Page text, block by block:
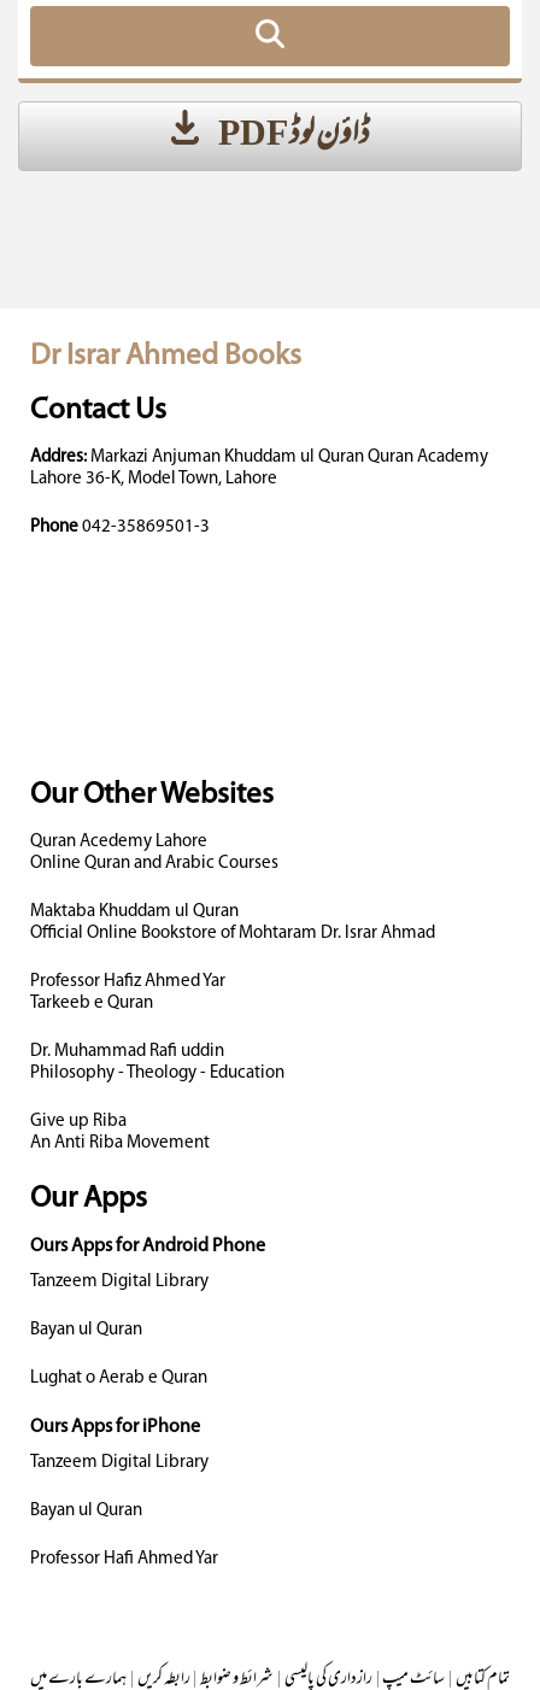
ڈاؤن لوڈ PDF
Dr Israr Ahmed Books
Contact Us
Addres: Markazi Anjuman Khuddam ul Quran Quran Academy
Lahore 36-K, Model Town, Lahore
Phone 042-35869501-3
Our Other Websites
Quran Acedemy Lahore
Online Quran and Arabic Courses
Maktaba Khuddam ul Quran
Official Online Bookstore of Mohtaram Dr. Israr Ahmad
Professor Hafiz Ahmed Yar
Tarkeeb e Quran
Dr. Muhammad Rafi uddin
Philosophy - Theology - Education
Give up Riba
An Anti Riba Movement
Our Apps
Ours Apps for Android Phone
Tanzeem Digital Library
Bayan ul Quran
Lughat o Aerab e Quran
Ours Apps for iPhone
Tanzeem Digital Library
Bayan ul Quran
Professor Hafi Ahmed Yar
ہمارے بارے میں|رابطہ کریں|شرائط و ضوابط|رازداری کی پالیسی|سائٹ میپ|تمام کتابیں